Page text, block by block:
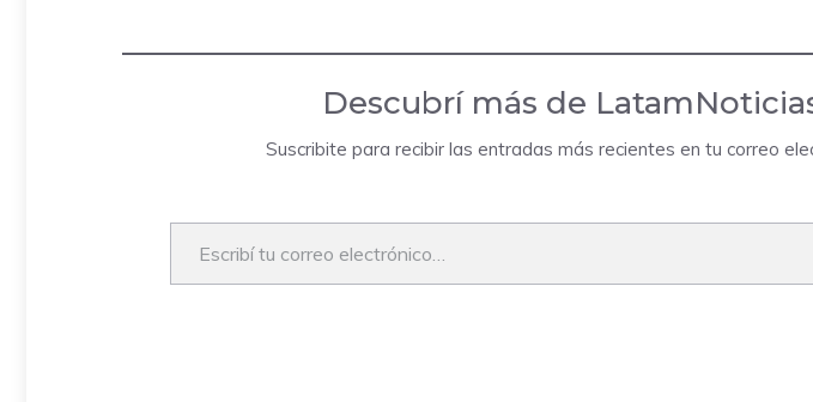
Descubrí más de
Suscribite para recibir las entradas más recientes en tu correo
Escribí tu correo electrónico…